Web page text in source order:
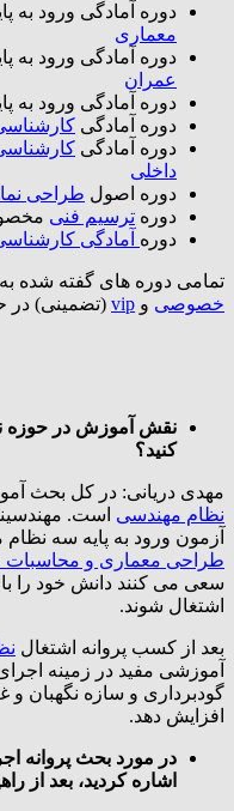
دوره آمادگی ورود به
معماری
دوره آمادگی ورود به
عمران
دوره آمادگی ورود به
دوره آمادگی
دوره آمادگی
داخلی
دوره اصول طراحی
دوره ترسیم فنی
دوره آمادگی کارشناسی
تمامی دوره های گفته شده
خصوصی و vip (تضمینی) در
نقش آموزش در حوزه
کنید؟
مهدی دریانی: در کل بحث
نظام مهندسی است.
آزمون ورود به پایه سه
طراحی معماری و محاسبات
سعی می کنند دانش خود را
اشتغال شوند.
بعد از کسب پروانه اشتغال
آموزشی مفید در زمینه
گودبرداری و سازه نگهبان و
افزایش دهد.
در مورد بحث پروانه
اشاره کردید، بعد از